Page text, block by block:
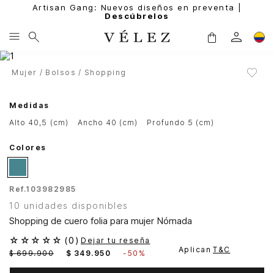
Artisan Gang: Nuevos diseños en preventa |
Descúbrelos
Mujer Bolsos Shopping
Medidas
alto 40,5 (cm)
ancho 40 (cm) profundo 5 (cm)
Colores
Ref.103982985
10 unidades disponibles
Shopping de cuero folia para mujer Nómada
☆ ☆ ☆ ☆ ☆ (0 ) Dejar tu reseña
$ 699.900 $ 349. 950 - 50% Aplican T&C